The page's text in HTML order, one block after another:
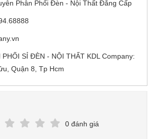
Phân Phối Đèn - Nội Thất Đẳng Cấp
PHỐI SỈ ĐÈN - NỘI THẤT KDL Company:
Quận 8, Tp Hcm
0 đánh giá